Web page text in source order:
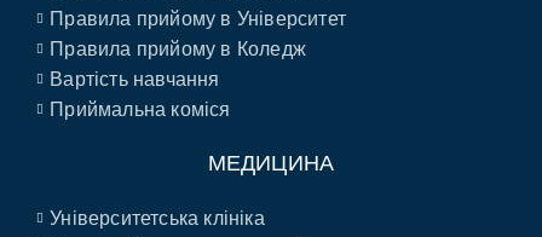
Правила прийому в Університет
Правила прийому в Коледж
Вартість навчання
Приймальна коміся
МЕДИЦИНА
Університетська клініка